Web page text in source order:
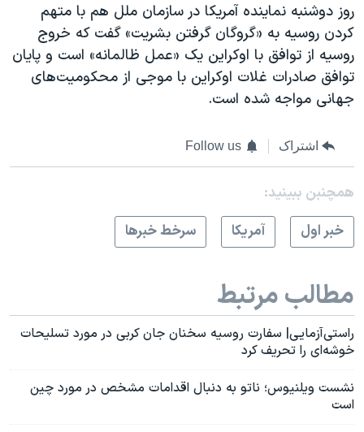
روز دوشنبه نماینده آمریکا در سازمان ملل هم با متهم
کردن روسیه به «گروگان‌ گرفتن بشریت» گفت که خروج
روسیه از توافق با اوکراین یک «عمل ظالمانه» است و پایان
توافق صادرات غلات اوکراین با موجی از محکومیت‌های
جهانی مواجه شده است.
اشتراک Follow us
همچنبن ببینید:
خبر اول
آمريکا سرخط خبرها
مطالب مرتبط
راستی‌آزمایی| سفارت روسیه سخنان جان کربی در مورد تسلیحات
خوشه‌ای را تحریف کرد
نشست ویلنیوس؛ ناتو به دنبال اقدامات مشخص در مورد چین
است